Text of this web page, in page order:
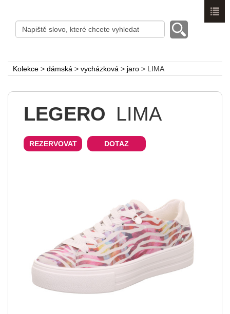
Kolekce > dámská > vycházková > jaro > LIMA
LEGERO LIMA
REZERVOVAT DOTAZ